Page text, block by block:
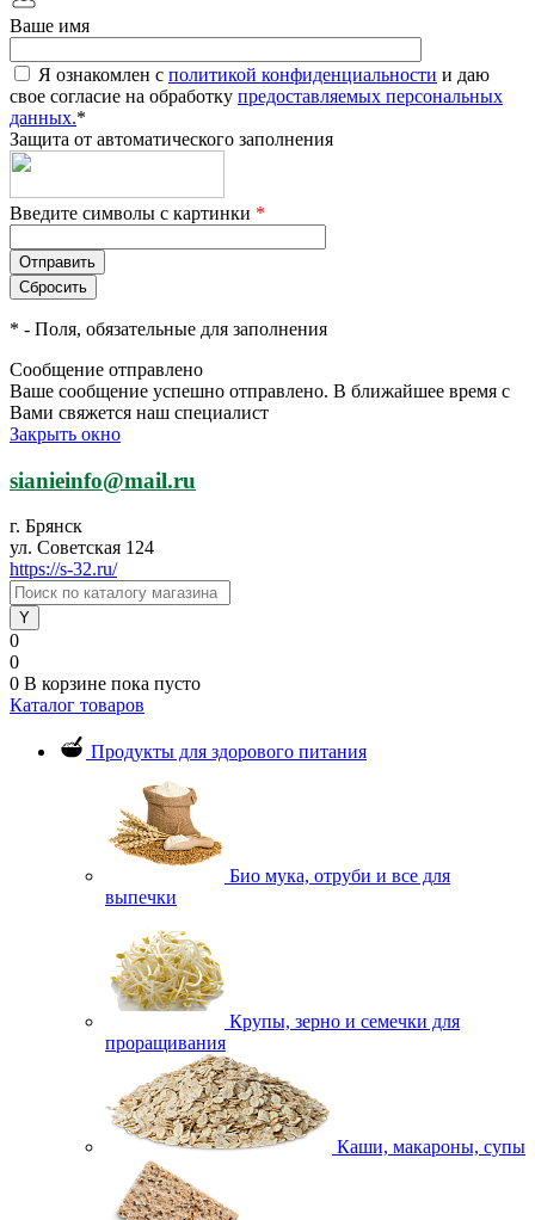
Ваше имя
Я ознакомлен с политикой конфиденциальности и даю
свое согласие на обработку предоставляемых персональных
данных.*
Защита от автоматического заполнения
Введите символы с картинки *
* - Поля, обязательные для заполнения
Сообщение отправлено
Ваше сообщение успешно отправлено. В ближайшее время с
Вами свяжется наш специалист
Закрыть окно
sianieinfo@mail.ru
г. Брянск
ул. Советская 124
https://s-32.ru/
0
0
0 В корзине пока пусто
Каталог товаров
Продукты для здорового питания
Био мука, отруби и все для
выпечки
Крупы, зерно и семечки для
проращивания
Каши, макароны, супы